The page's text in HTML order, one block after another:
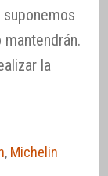
la
, Michelin